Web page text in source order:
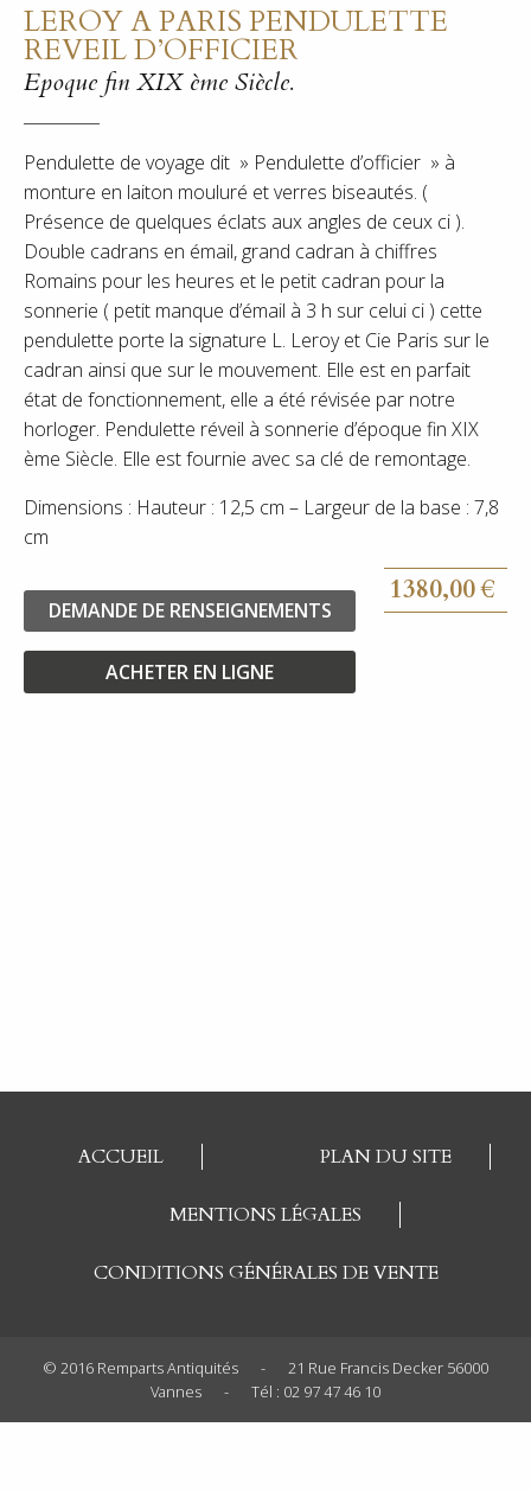
LEROY A PARIS PENDULETTE
REVEIL D’OFFICIER
Epoque fin XIX ème Siècle.
Pendulette de voyage dit » Pendulette d’officier » à
monture en laiton mouluré et verres biseautés. (
Présence de quelques éclats aux angles de ceux ci ).
Double cadrans en émail, grand cadran à chiffres
Romains pour les heures et le petit cadran pour la
sonnerie ( petit manque d’émail à 3 h sur celui ci ) cette
pendulette porte la signature L. Leroy et Cie Paris sur le
cadran ainsi que sur le mouvement. Elle est en parfait
état de fonctionnement, elle a été révisée par notre
horloger. Pendulette réveil à sonnerie d’époque fin XIX
ème Siècle. Elle est fournie avec sa clé de remontage.
Dimensions : Hauteur : 12,5 cm – Largeur de la base : 7,8
cm
DEMANDE DE RENSEIGNEMENTS
1380,00€
ACHETER EN LIGNE
ACCUEIL PLAN DU SITE
MENTIONS LÉGALES
CONDITIONS GÉNÉRALES DE VENTE
© 2016 Remparts Antiquités -
21 Rue Francis Decker 56000
Vannes
- Tél : 02 97 47 46 10